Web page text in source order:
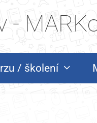
/ školení